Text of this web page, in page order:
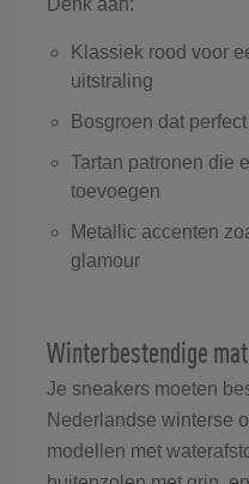
Denk aan:
Klassiek rood voor
uitstraling
Bosgroen dat
Tartan patronen die
toevoegen
Metallic accenten
glamour
Winterbestendige
Je sneakers moeten
Nederlandse winterse
modellen met